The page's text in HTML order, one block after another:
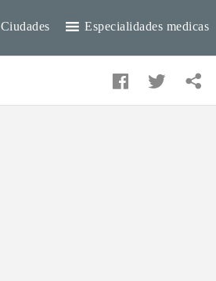
Especialidades medicas
Ciudades